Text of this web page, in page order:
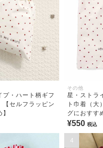
プ・ハート柄ギフ
【セルフラッピン
その他
星・ストラ
ト巾着（大
グにおすす
¥550 税込
4